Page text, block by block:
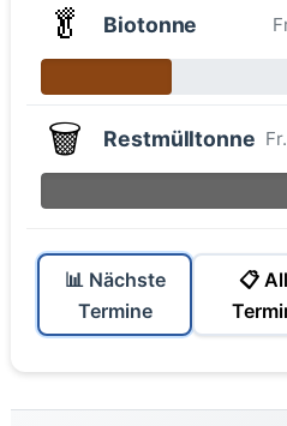
🥬 Biotonne
🗑️ Restmülltonne
📊 Nächste
Termine
📋